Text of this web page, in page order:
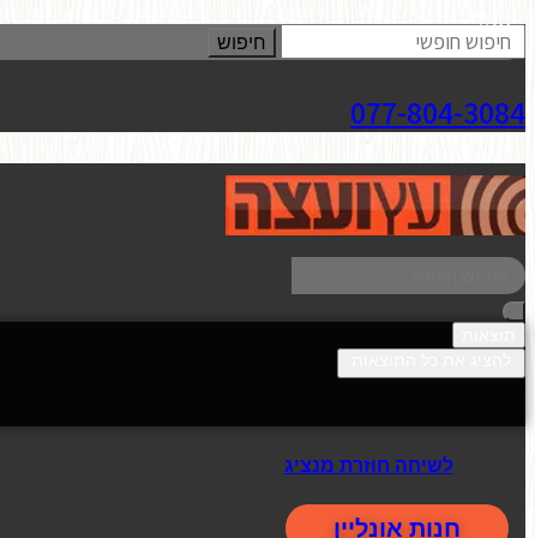
חיפוש
077-804-3084
לשיחה חוזרת מנציג
חנות אונליין
סגור